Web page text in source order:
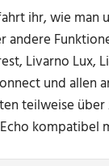
ihr, wie man
andere
Livarno Lux,
und allen
teilweise
kompatibel